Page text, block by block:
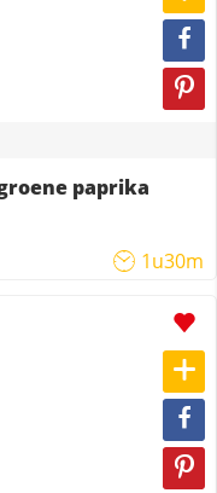
paprika
1u30m